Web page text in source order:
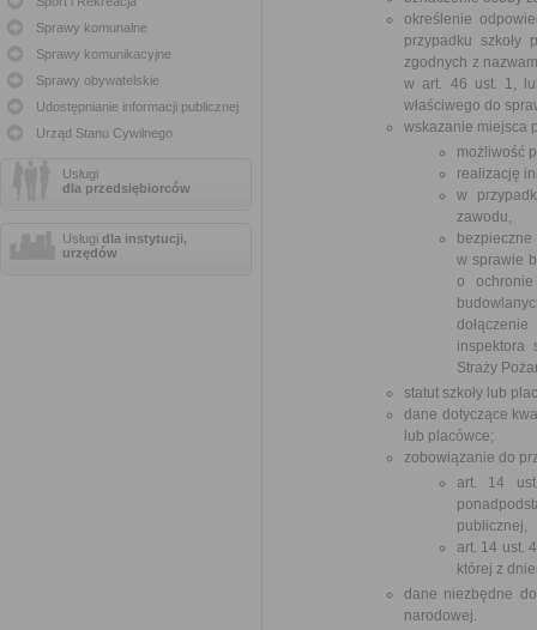
Sprawy komunalne
Sprawy komunikacyjne
Sprawy obywatelskie
Udostępnianie informacji publicznej
Urząd Stanu Cywilnego
Usługi
dla przedsiębiorców
Usługi dla instytucji,
urzędów
określenie
przypadku szkoły
zgodnych z
w art. 46 ust. 1,
właściwego do
wskazanie miejsca
możliwość
realizację
w
zawodu,
w sprawie
o
inspektora
Straży
statut szkoły lub
dane dotyczące
lub placówce;
zobowiązanie do
art. 14
publicznej,
art. 14 ust.
której z
dane niezbędne
narodowej.